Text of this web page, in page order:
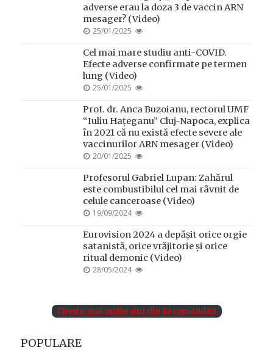
adverse erau la doza 3 de vaccin ARN
mesager? (Video)
POSTED
25/01/2025
Cel mai mare studiu anti-COVID.
Efecte adverse confirmate pe termen
lung (Video)
POSTED
25/01/2025
Prof. dr. Anca Buzoianu, rectorul UMF
“Iuliu Hațeganu” Cluj-Napoca, explica
în 2021 că nu există efecte severe ale
vaccinurilor ARN mesager (Video)
POSTED
20/01/2025
Profesorul Gabriel Lupan: Zahărul
este combustibilul cel mai râvnit de
celule canceroase (Video)
POSTED
19/09/2024
Eurovision 2024 a depășit orice orgie
satanistă, orice vrăjitorie și orice
ritual demonic (Video)
POSTED
28/05/2024
Citește mai multe știri din Recomandări
POPULARE